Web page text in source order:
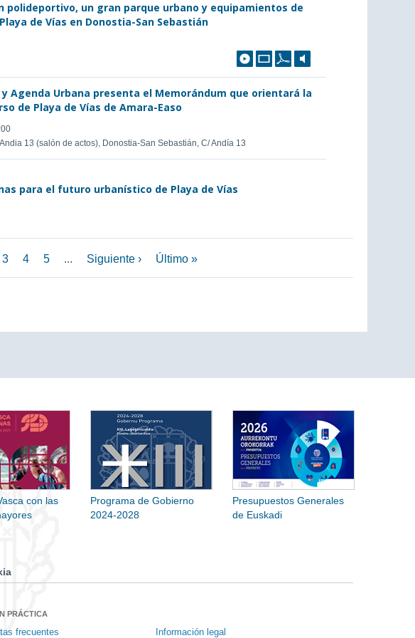
polideportivo, un gran parque urbano y equipamientos de
de Vías en Donostia-San Sebastián
y Agenda Urbana presenta el Memorándum que orientará la
de Playa de Vías de Amara-Easo
13 (salón de actos), Donostia-San Sebastián, C/ Andía 13
para el futuro urbanístico de Playa de Vías
3 4 5 ... Siguiente › Último »
con las
Programa de Gobierno
2024-2028
Presupuestos Generales
de Euskadi
PRÁCTICA
frecuentes Información legal